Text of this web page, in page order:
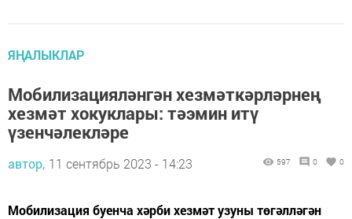
ЯҢАЛЫКЛАР
Мобилизацияләнгән хезмәткәрләрнең
хезмәт хокуклары: тәэмин итү
үзенчәлекләре
автор, 11 сентябрь 2023 - 14:23 597 0 0
Мобилизация буенча хәрби хезмәт узуны төгәлләгән